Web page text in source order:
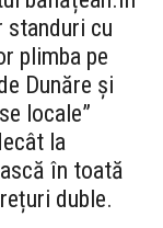
standuri cu
plimba pe
Dunăre și
locale”
la
în toată
duble.